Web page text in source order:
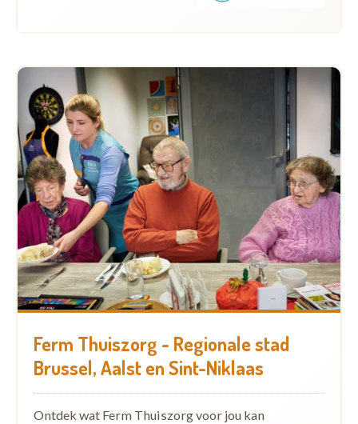
Ferm Thuiszorg - Regionale stad
Brussel, Aalst en Sint-Niklaas
Ontdek wat Ferm Thuiszorg voor jou kan